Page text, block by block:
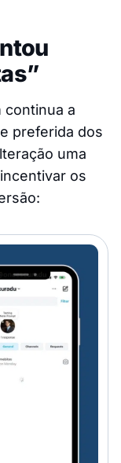
continua a
preferida dos
uma
os